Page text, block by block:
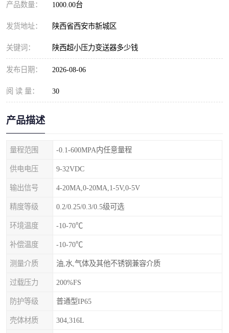
产品数量： 1000.00台
发货地址： 陕西省西安市新城区
关键词： 陕西超小压力变送器多少钱
发布日期： 2026-08-06
阅 读 量： 30
产品描述
量程范围 -0.1-600MPA内任意量程
供电电压 9-32VDC
输出信号 4-20MA,0-20MA,1-5V,0-5V
精度等级 0.2/0.25/0.3/0.5级可选
环境温度 -10-70℃
补偿温度 -10-70℃
测量介质 油,水,气体及其他不锈钢兼容介质
过载压力 200%FS
防护等级 普通型IP65
壳体材质 304,316L